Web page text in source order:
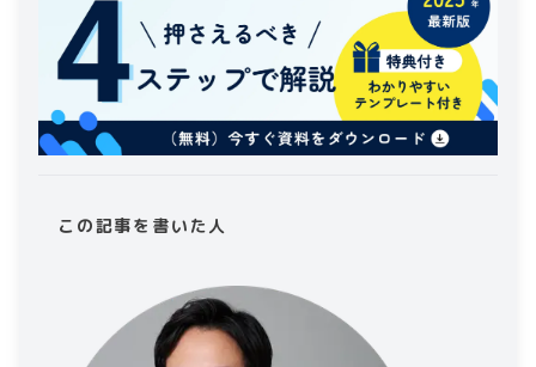
この記事を書いた人